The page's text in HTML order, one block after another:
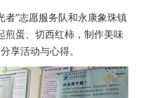
者”志愿服务队和永康象珠镇
煎蛋、切西红柿，制作美味
享活动与心得。